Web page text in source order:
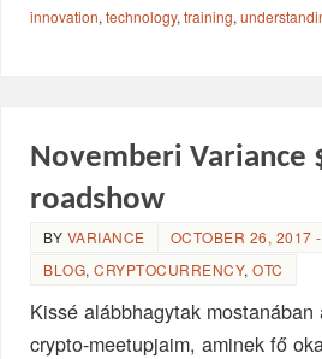
innovation,technology,training,
Novemberi Variance
roadshow
BY VARIANCE
OCTOBER 26, 2017
BLOG,CRYPTOCURRENCY,OTC
Kissé alábbhagytak
crypto-meetupjaim, aminek fő